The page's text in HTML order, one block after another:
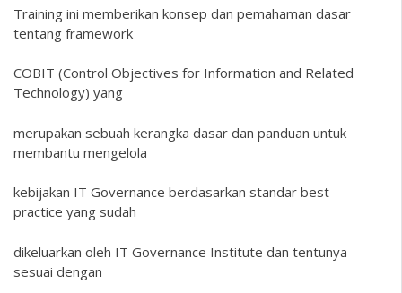
Training ini memberikan konsep dan pemahaman dasar
tentang framework
COBIT (Control Objectives for Information and Related
Technology) yang
merupakan sebuah kerangka dasar dan panduan untuk
membantu mengelola
kebijakan IT Governance berdasarkan standar best
practice yang sudah
dikeluarkan oleh IT Governance Institute dan tentunya
sesuai dengan